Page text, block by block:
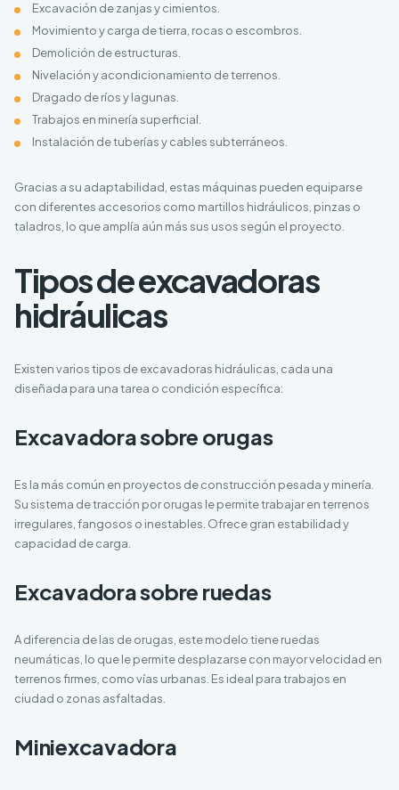
Excavación de zanjas y cimientos.
Movimiento y carga de tierra, rocas o escombros.
Demolición de estructuras.
Nivelación y acondicionamiento de terrenos.
Dragado de ríos y lagunas.
Trabajos en minería superficial.
Instalación de tuberías y cables subterráneos.
Gracias a su adaptabilidad, estas máquinas pueden equiparse
con diferentes accesorios como martillos hidráulicos, pinzas o
taladros, lo que amplía aún más sus usos según el proyecto.
Tipos de excavadoras
hidráulicas
Existen varios tipos de excavadoras hidráulicas, cada una
diseñada para una tarea o condición específica:
Excavadora sobre orugas
Es la más común en proyectos de construcción pesada y minería.
Su sistema de tracción por orugas le permite trabajar en terrenos
irregulares, fangosos o inestables. Ofrece gran estabilidad y
capacidad de carga.
Excavadora sobre ruedas
A diferencia de las de orugas, este modelo tiene ruedas
neumáticas, lo que le permite desplazarse con mayor velocidad en
terrenos firmes, como vías urbanas. Es ideal para trabajos en
ciudad o zonas asfaltadas.
Miniexcavadora